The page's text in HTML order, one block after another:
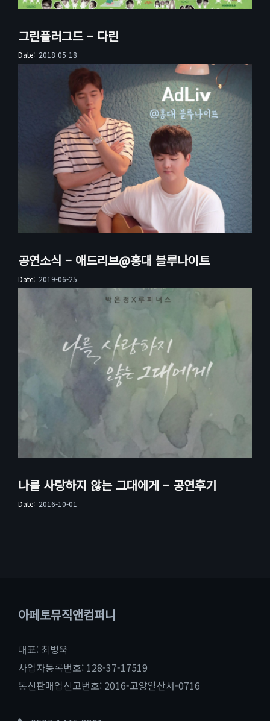
그린플러그드 – 다린
Date: 2018-05-18
공연소식 – 애드리브@홍대 블루나이트
Date: 2019-06-25
나를 사랑하지 않는 그대에게 – 공연후기
Date: 2016-10-01
아페토뮤직앤컴퍼니
대표: 최병욱
사업자등록번호: 128-37-17519
통신판매업신고번호: 2016-고양일산서-0716